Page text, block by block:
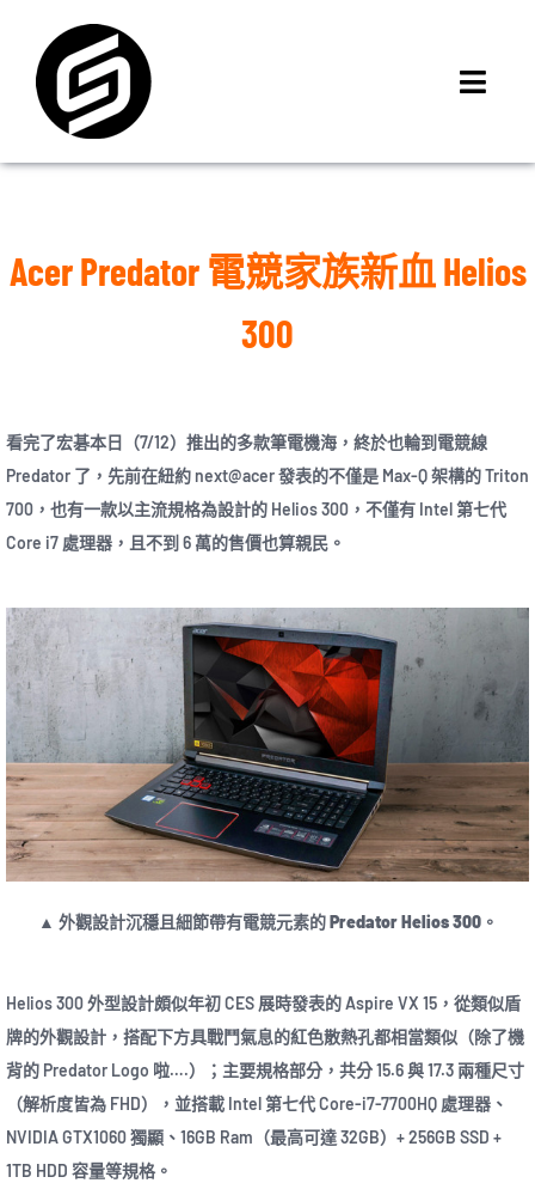
content
iPhone 回收價
最新資訊
聯絡我們
Acer Predator 電競家族新血 Helios
300
看完了宏碁本日（7/12）推出的多款筆電機海，終於也輪到電競線
Predator 了，先前在紐約 next@acer 發表的不僅是 Max-Q 架構的 Triton
700，也有一款以主流規格為設計的 Helios 300，不僅有 Intel 第七代
Core i7 處理器，且不到 6 萬的售價也算親民。
▲ 外觀設計沉穩且細節帶有電競元素的 Predator Helios 300。
Helios 300 外型設計頗似年初 CES 展時發表的 Aspire VX 15，從類似盾
牌的外觀設計，搭配下方具戰鬥氣息的紅色散熱孔都相當類似（除了機
背的 Predator Logo 啦….）；主要規格部分，共分 15.6 與 17.3 兩種尺寸
（解析度皆為 FHD），並搭載 Intel 第七代 Core-i7-7700HQ 處理器、
NVIDIA GTX1060 獨顯、16GB Ram（最高可達 32GB）+ 256GB SSD +
1TB HDD 容量等規格。